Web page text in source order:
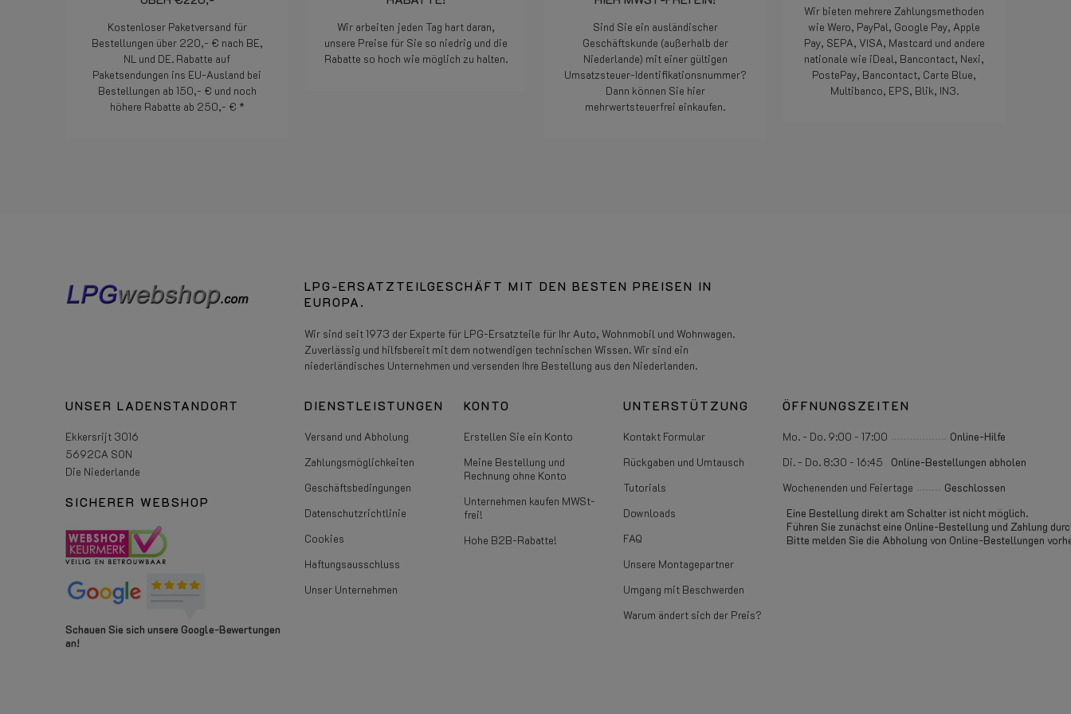
manier opgelost word...
geweldig, nog nooit
meegemaakt met een webshop.
Doe zo voort jongens, jullie zijn
die 5 sterren meer dan waard.
Bedankt.
Kostenloser Paketversand für
Bestellungen über 220,- € nach BE,
NL und DE. Rabatte auf
Paketsendungen ins EU-Ausland bei
Bestellungen ab 150,- € und noch
höhere Rabatte ab 250,- € *
Wir arbeiten jeden Tag hart daran,
unsere Preise für Sie so niedrig und die
Rabatte so hoch wie möglich zu halten.
Sind Sie ein ausländischer
Geschäftskunde (außerhalb der
Niederlande) mit einer gültigen
Umsatzsteuer-Identifikationsnummer?
Dann können Sie hier
mehrwertsteuerfrei einkaufen.
Wir bieten mehrere Zahlungsmethoden
wie Wero, PayPal, Google Pay, Apple
Pay, SEPA, VISA, Mastcard und andere
nationale wie iDeal, Bancontact, Nexi,
PostePay, Bancontact, Carte Blue,
Multibanco, EPS, Blik, IN3.
LPG-ERSATZTEILGESCHÄFT MIT DEN BESTEN PREISEN IN
EUROPA.
Wir sind seit 1973 der Experte für LPG-Ersatzteile für Ihr Auto, Wohnmobil und Wohnwagen.
Zuverlässig und hilfsbereit mit dem notwendigen technischen Wissen. Wir sind ein
niederländisches Unternehmen und versenden Ihre Bestellung aus den Niederlanden.
UNSER LADENSTANDORT
Ekkersrijt 3016
5692CA SON
Die Niederlande
SICHERER WEBSHOP
Schauen Sie sich unsere Google-Bewertungen
an!
DIENSTLEISTUNGEN
Versand und Abholung
Zahlungsmöglichkeiten
Geschäftsbedingungen
Datenschutzrichtlinie
Cookies
Haftungsausschluss
Unser Unternehmen
KONTO
Erstellen Sie ein Konto
Meine Bestellung und
Rechnung ohne Konto
Unternehmen kaufen MWSt-
frei!
Hohe B2B-Rabatte!
UNTERSTÜTZUNG
Kontakt Formular
Rückgaben und Umtausch
Tutorials
Downloads
FAQ
Unsere Montagepartner
Umgang mit Beschwerden
Warum ändert sich der Preis?
ÖFFNUNGSZEITEN
Mo. - Do. 9:00 - 17:00
Online-Hilfe
Di. - Do. 8:30 - 16:45
Online-Bestellungen abholen
Wochenenden und Feiertage
Geschlossen
Eine Bestellung direkt am Schalter ist nicht möglich.
Führen Sie zunächst eine Online-Bestellung und Zahlung
Bitte melden Sie die Abholung von Online-Bestellungen